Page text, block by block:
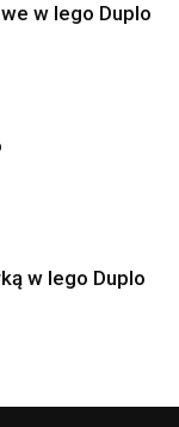
w lego Duplo
w lego Duplo